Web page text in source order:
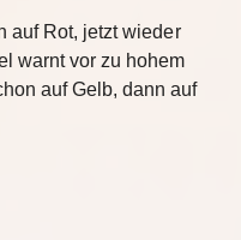
auf Rot, jetzt wieder
warnt vor zu hohem
auf Gelb, dann auf